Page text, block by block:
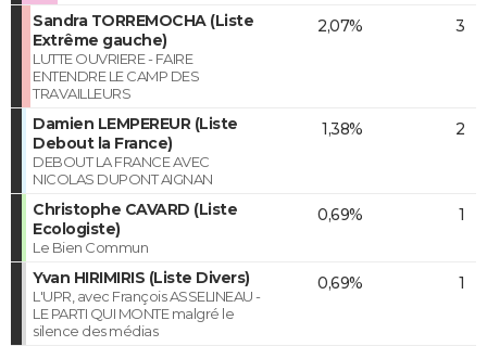
Sandra TORREMOCHA (Liste
Extrême gauche)
LUTTE OUVRIERE - FAIRE
ENTENDRE LE CAMP DES
TRAVAILLEURS
2,07% 3
Damien LEMPEREUR (Liste
Debout la France)
DEBOUT LA FRANCE AVEC
NICOLAS DUPONT AIGNAN
1,38% 2
Christophe CAVARD (Liste
Ecologiste)
Le Bien Commun
0,69% 1
Yvan HIRIMIRIS (Liste Divers)
L'UPR, avec François ASSELINEAU -
LE PARTI QUI MONTE malgré le
silence des médias
0,69% 1